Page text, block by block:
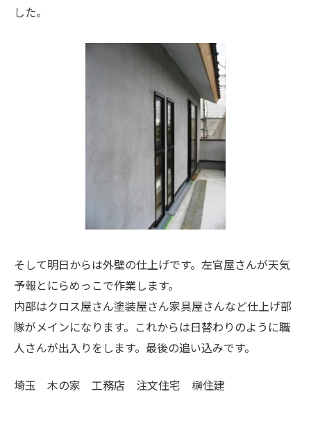
した。
そして明日からは外壁の仕上げです。左官屋さんが天気
予報とにらめっこで作業します。
内部はクロス屋さん塗装屋さん家具屋さんなど仕上げ部
隊がメインになります。これからは日替わりのように職
人さんが出入りをします。最後の追い込みです。
埼玉 木の家 工務店 注文住宅 榊住建